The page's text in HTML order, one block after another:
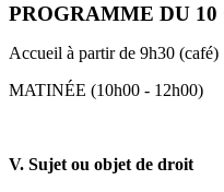
PROGRAMME DU 10
Accueil à partir de 9h30 (café)
MATINÉE (10h00 - 12h00)
V. Sujet ou objet de droit